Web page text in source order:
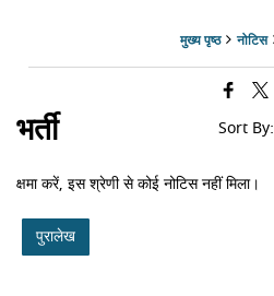
मुख्य पृष्ठ नोटिस
भर्ती Sort By:
क्षमा करें, इस श्रेणी से कोई नोटिस नहीं मिला।
पुरालेख